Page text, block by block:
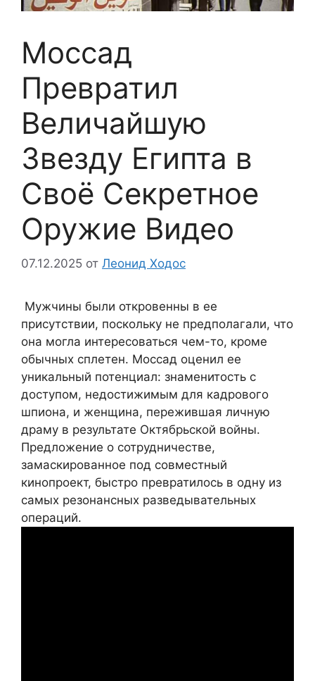
Моссад
Превратил
Величайшую
Звезду Египта в
Своё Секретное
Оружие Видео
07.12.2025 от Леонид Ходос
Мужчины были откровенны в ее
присутствии, поскольку не предполагали, что
она могла интересоваться чем-то, кроме
обычных сплетен. Моссад оценил ее
уникальный потенциал: знаменитость с
доступом, недостижимым для кадрового
шпиона, и женщина, пережившая личную
драму в результате Октябрьской войны.
Предложение о сотрудничестве,
замаскированное под совместный
кинопроект, быстро превратилось в одну из
самых резонансных разведывательных
операций.